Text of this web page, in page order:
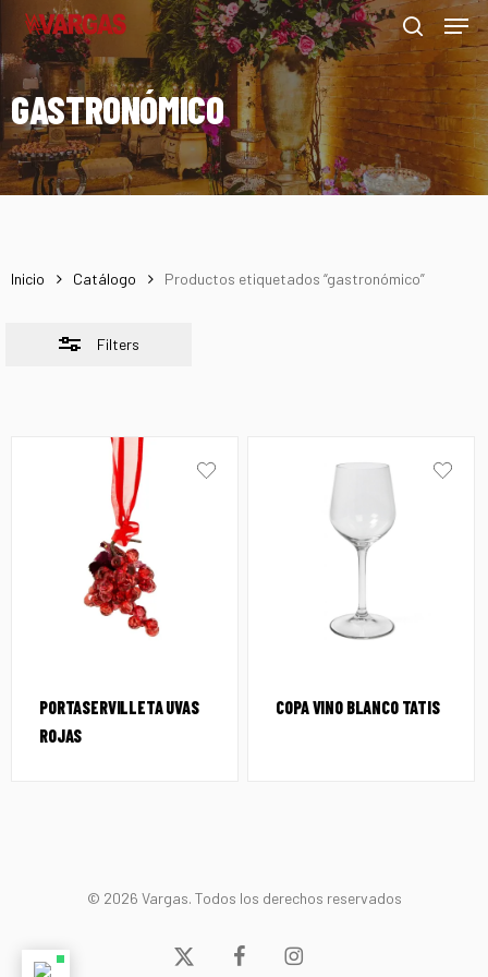
Skip
main
content
search
Menu
GASTRONÓMICO
Inicio Catálogo Productos etiquetados “gastronómico”
Filters
Close
Filters
PORTASERVILLETA UVAS
ROJAS
COPA VINO BLANCO TATIS
© 2026 Vargas. Todos los derechos reservados
x-
facebookinstagram
Menu